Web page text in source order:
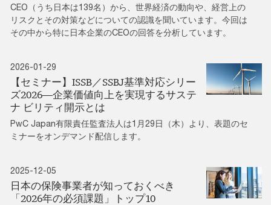
CEO（うち日本は139名）から、世界経済の動向や、経営上の
リスクとその対策などについての認識を聞いています。今回は
その中から特に日本企業のCEOの回答を分析しています。
2026-01-29
【セミナー】ISSB／SSBJ基準対応シリー
ズ2026―企業価値向上を実現するサステ
ナ ビリティ開示とは
PwC Japan有限責任監査法人は1月29日（木）より、表題のセ
ミナーをオンデマンド配信します。
2025-12-05
日本の保険事業者が知っておくべき
「2026年の必須課題」トップ10